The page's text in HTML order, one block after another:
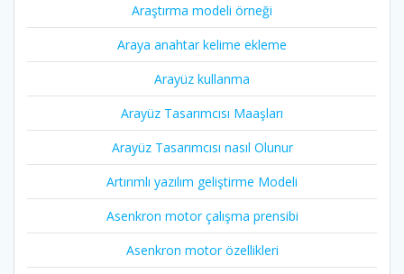
Araştırma modeli örneği
Araya anahtar kelime ekleme
Arayüz kullanma
Arayüz Tasarımcısı Maaşları
Arayüz Tasarımcısı nasıl Olunur
Artırımlı yazılım geliştirme Modeli
Asenkron motor çalışma prensibi
Asenkron motor özellikleri